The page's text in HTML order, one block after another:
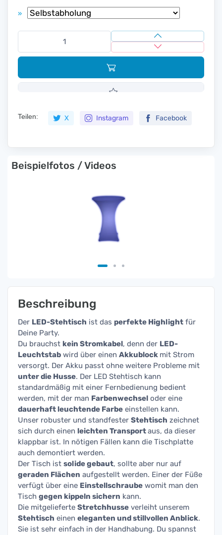
»
Teilen: X Instagram Facebook
Beispielfotos / Videos
Beschreibung
Der LED-Stehtisch ist das perfekte Highlight für
Deine Party.
Du brauchst kein Stromkabel, denn der LED-
Leuchtstab wird über einen Akkublock mit Strom
versorgt. Der Akku passt ohne weitere Probleme mit
unter die Husse. Der LED Stehtisch kann
standardmäßig mit einer Fernbedienung bedient
werden, mit der man Farbenwechsel oder eine
dauerhaft leuchtende Farbe einstellen kann.
Unser robuster und standfester Stehtisch zeichnet
sich durch einen leichten Transportaus, da dieser
klappbar ist. In nötigen Fällen kann die Tischplatte
auch demontiert werden.
Der Tisch ist solide gebaut, sollte aber nur auf
geraden Flächen aufgestellt werden. Einer der Füße
verfügt über eine Einstellschraube womit man den
Tisch gegen kippeln sichern kann.
Die mitgelieferte Stretchhusse verleiht unserem
Stehtisch einen eleganten und stillvollen Anblick.
Sie ist sehr einfach in der Handhabung. Du spannst